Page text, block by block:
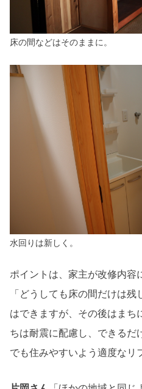
床の間などはそのままに。
水回りは新しく。
ポイントは、家主が改修内容
「どうしても床の間だけは
はできますが、その後はまち
ちは耐震に配慮し、できるだ
でも住みやすいよう適度なリ